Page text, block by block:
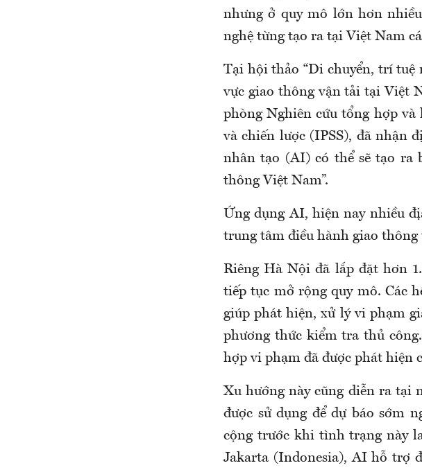
nhưng ở quy mô lớn hơn
nghệ từng tạo ra tại Việt Nam
Tại hội thảo “Di chuyển, trí
vực giao thông vận tải tại Việt
phòng Nghiên cứu tổng hợp
và chiến lược (IPSS), đã nhận
nhân tạo (AI) có thể sẽ tạo ra
thông Việt Nam”.
Ứng dụng AI, hiện nay nhiều
trung tâm điều hành giao
Riêng Hà Nội đã lắp đặt hơn
tiếp tục mở rộng quy mô. Các
giúp phát hiện, xử lý vi phạm
phương thức kiểm tra thủ
hợp vi phạm đã được phát hiện
Xu hướng này cũng diễn ra tại
được sử dụng để dự báo sớm
cộng trước khi tình trạng này
Jakarta (Indonesia), AI hỗ trợ